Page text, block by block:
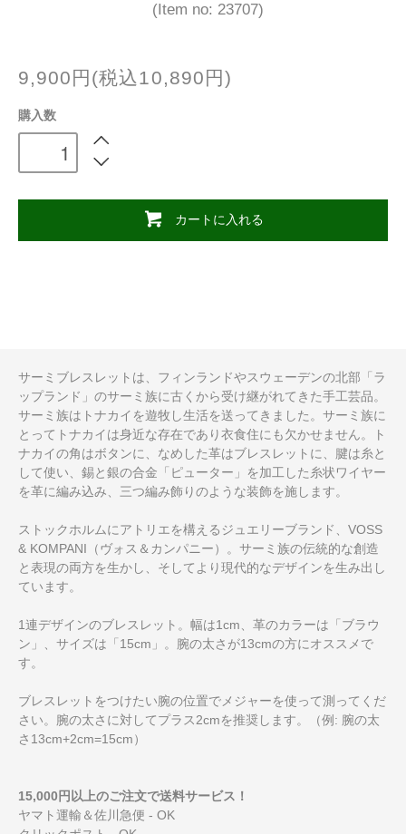
(Item no: 23707)
9,900円(税込10,890円)
購入数
カートに入れる
サーミブレスレットは、フィンランドやスウェーデンの北部「ラ
ップランド」のサーミ族に古くから受け継がれてきた手工芸品。
サーミ族はトナカイを遊牧し生活を送ってきました。サーミ族に
とってトナカイは身近な存在であり衣食住にも欠かせません。ト
ナカイの角はボタンに、なめした革はブレスレットに、腱は糸と
して使い、錫と銀の合金「ピューター」を加工した糸状ワイヤー
を革に編み込み、三つ編み飾りのような装飾を施します。
ストックホルムにアトリエを構えるジュエリーブランド、VOSS
& KOMPANI（ヴォス＆カンパニー）。サーミ族の伝統的な創造
と表現の両方を生かし、そしてより現代的なデザインを生み出し
ています。
1連デザインのブレスレット。幅は1cm、革のカラーは「ブラウ
ン」、サイズは「15cm」。腕の太さが13cmの方にオススメで
す。
ブレスレットをつけたい腕の位置でメジャーを使って測ってくだ
さい。腕の太さに対してプラス2cmを推奨します。（例: 腕の太
さ13cm+2cm=15cm）
15,000円以上のご注文で送料サービス！
ヤマト運輸＆佐川急便 - OK